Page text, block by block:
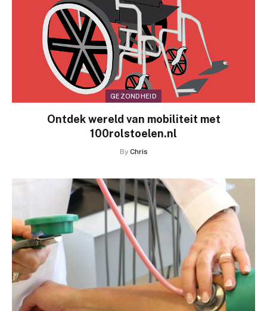
GEZONDHEID
Ontdek wereld van mobiliteit met
100rolstoelen.nl
By Chris